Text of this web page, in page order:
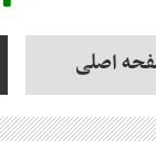
اصلی